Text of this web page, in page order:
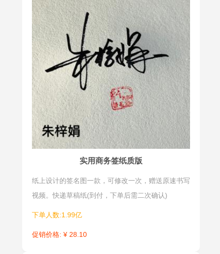
实用商务签纸质版
纸上设计的签名图一款，可修改一次，赠送原速书写
视频。快递草稿纸(到付，下单后需二次确认)
下单人数:1.99亿
促销价格: ¥ 28.10